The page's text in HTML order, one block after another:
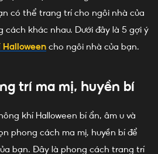
có thể trang trí cho ngôi nhà của
cách khác nhau. Dưới đây là 5 gợi ý
Halloween cho ngôi nhà của bạn.
trí ma mị, huyền bí
khí Halloween bí ẩn, âm u và
phong cách ma mị, huyền bí để
bạn. Đây là phong cách trang trí